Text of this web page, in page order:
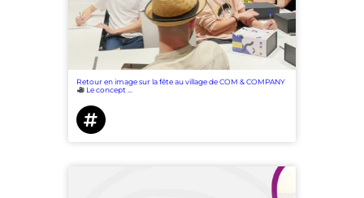
Retour en image sur la fête au village de COM & COMPANY
Le concept …